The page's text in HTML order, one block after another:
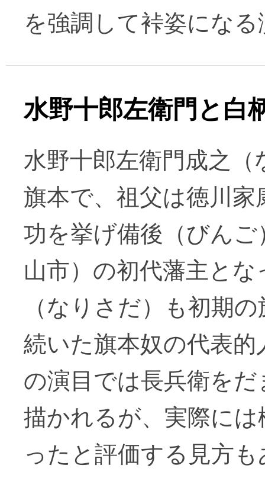
を強調して裃姿にな
水野十郎左衛門と白
水野十郎左衛門成之
旗本で、祖父は徳川
功を挙げ備後（びん
山市）の初代藩主と
（なりさだ）も初期
続いた旗本奴の代表
の演目では長兵衛を
描かれるが、実際に
ったと評価する見方も